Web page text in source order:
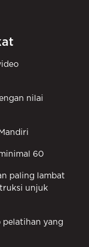
nilai
60
paling lambat
unjuk
pelatihan yang